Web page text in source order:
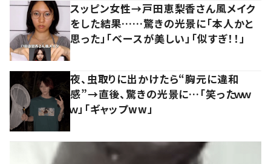
スッピン女性→戸田恵梨香さん風メイク
をした結果……驚きの光景に「本人かと
思った」「ベースが美しい」「似すぎ！！」
夜、虫取りに出かけたら“胸元に違和
感”→直後、驚きの光景に…「笑ったｗｗ
ｗ」「ギャップww」